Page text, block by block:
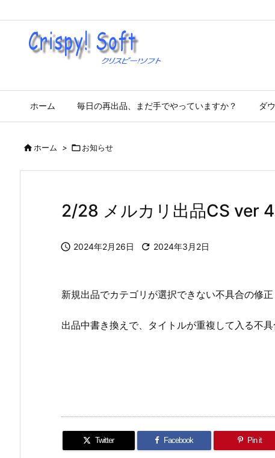
ホーム 毎日の再出品、まだ手でやっていますか？ ダ
ホーム > お知らせ
2/28 メルカリ出品CS ver
 2024年2月26日  2024年3月2日
新規出品でカテゴリが選択できない不具合の修正
出品中書き換えで、タイトルが重複して入る不
Twitter Facebook Pin it